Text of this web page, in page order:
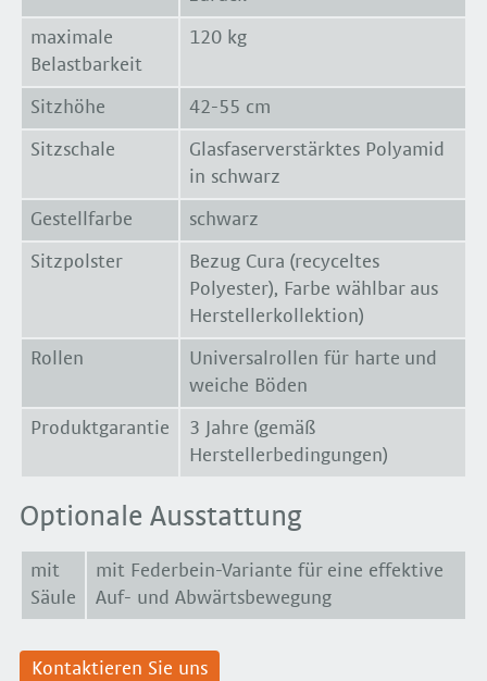
maximale
Belastbarkeit
120 kg
Sitzhöhe 42-55 cm
Sitzschale
Glasfaserverstärktes Polyamid
in schwarz
Gestellfarbe schwarz
Sitzpolster
Bezug Cura (recyceltes
Polyester), Farbe wählbar aus
Herstellerkollektion)
Rollen
Universalrollen für harte und
weiche Böden
Produktgarantie
3 Jahre (gemäß
Herstellerbedingungen)
Optionale Ausstattung
mit
Säule
mit Federbein-Variante für eine effektive
Auf- und Abwärtsbewegung
Kontaktieren Sie uns